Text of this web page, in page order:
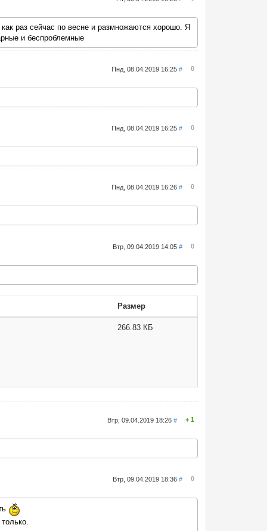
раз сейчас по весне и размножаются хорошо. Я
и беспроблемные
Пнд, 08.04.2019 16:25# 0
Пнд, 08.04.2019 16:25# 0
Пнд, 08.04.2019 16:26# 0
Втр, 09.04.2019 14:05# 0
Размер
266.83 КБ
Втр, 09.04.2019 18:26# 1
Втр, 09.04.2019 18:36# 0